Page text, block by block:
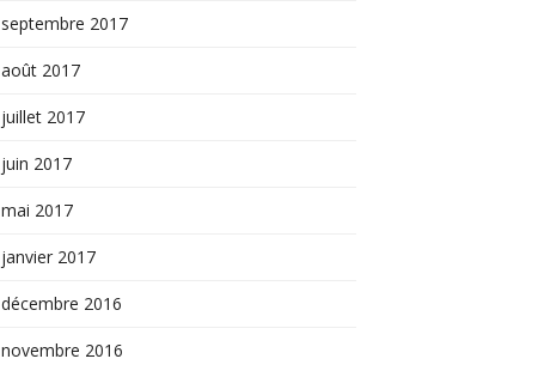
septembre 2017
août 2017
juillet 2017
juin 2017
mai 2017
janvier 2017
décembre 2016
novembre 2016